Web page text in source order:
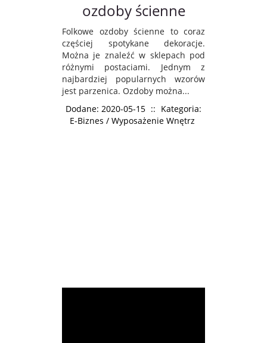
ozdoby ścienne
Folkowe ozdoby ścienne to coraz
częściej spotykane dekoracje.
Można je znaleźć w sklepach pod
różnymi postaciami. Jednym z
najbardziej popularnych wzorów
jest parzenica. Ozdoby można...
Dodane: 2020-05-15 :: Kategoria:
E-Biznes / Wyposażenie Wnętrz